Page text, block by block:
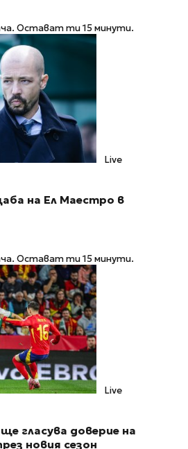
Остават ти 15 минути.
Live
на Ел Маестро в
Остават ти 15 минути.
Live
гласува доверие на
новия сезон